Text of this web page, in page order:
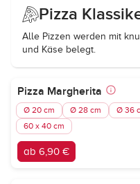
Pizza
Alle Pizzen werden mit
und Käse belegt.
Pizza Margherita
Ø 20 cm Ø 28 cm Ø 36
60 x 40 cm
ab 6,90 €